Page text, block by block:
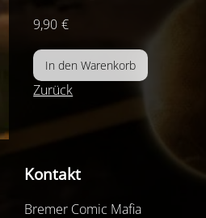
9,90 €
Zurück
Kontakt
Bremer Comic Mafia